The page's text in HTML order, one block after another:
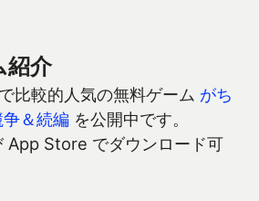
紹介
比較的人気の無料ゲーム がち
＆続編 を公開中です。
App Store でダウンロード可